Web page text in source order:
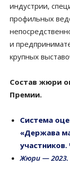
индустрии,
профильных
и
крупных
Состав жюри
Премии.
Система
«Держава
участников.
Жюри — 2023.